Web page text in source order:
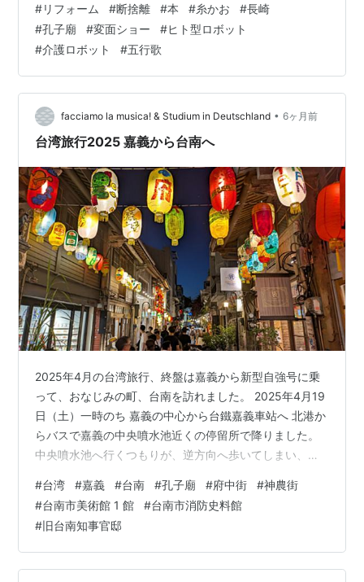
少し広く（収納のため）なるだけで、外観的にはあまり
変わらなくなりそうです。 いずれヒト型ロボットが普及
するでしょうし、ギリギリ間に合いそうな（？）介護ロ
ボットが動きやすいように、トイレや風呂は（せめて間
口だけでも）広くしたかったのですが、階段の位置の問
題で、どちらも広くはできません。 階段…
#リフォーム #断捨離 #本 #糸かお #長崎
#孔子廟 #変面ショー #ヒト型ロボット
#介護ロボット #五行歌
facciamo la musica! & Studium in Deutschland • 6ヶ月前
台湾旅行2025 嘉義から台南へ
2025年4月の台湾旅行、終盤は嘉義から新型自強号に乗
って、おなじみの町、台南を訪れました。 2025年4月19
日（土）一時のち 嘉義の中心から台鐵嘉義車站へ 北港か
らバスで嘉義の中央噴水池近くの停留所で降りました。
中央噴水池へ行くつもりが、逆方向へ歩いてしまい、大
て来ました。映画「KANO」にも登場した甲子園のエー
ス、呉明捷投手の像が立っています。 像の向こうの看板
が気になる！ ここに来たら、お昼は鶏肉飯で有名な噴水
鶏肉飯ですね。 ロータリー附近で、野外展示の絵を眺め
たり、パイナップル愛玉ゼリーを食べたりして駅へ向か
#台湾 #嘉義 #台南 #孔子廟 #府中街 #神農街
#台南市美術館 1 館 #台南市消防史料館
#旧台南知事官邸